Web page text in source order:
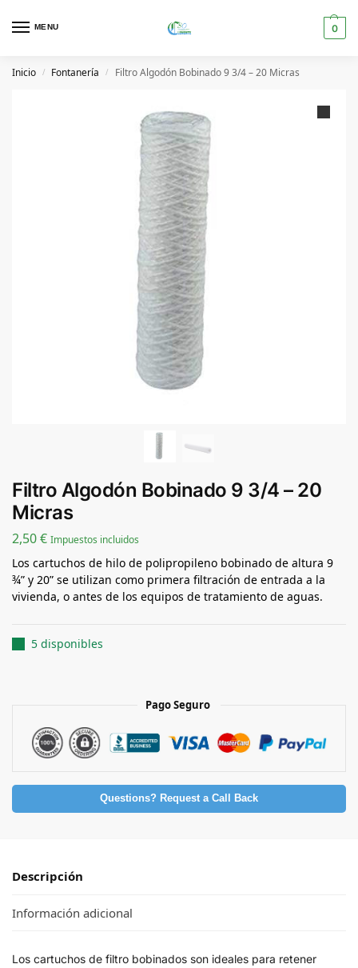
MENU 0
Inicio / Fontanería / Filtro Algodón Bobinado 9 3/4 – 20 Micras
Filtro Algodón Bobinado 9 3/4 – 20
Micras
2,50€ Impuestos incluidos
Los cartuchos de hilo de polipropileno bobinado de altura 9
¾” y 20” se utilizan como primera filtración de entrada a la
vivienda, o antes de los equipos de tratamiento de aguas.
5 disponibles
Pago Seguro
Questions? Request a Call Back
Descripción
Información adicional
Los cartuchos de filtro bobinados son ideales para retener